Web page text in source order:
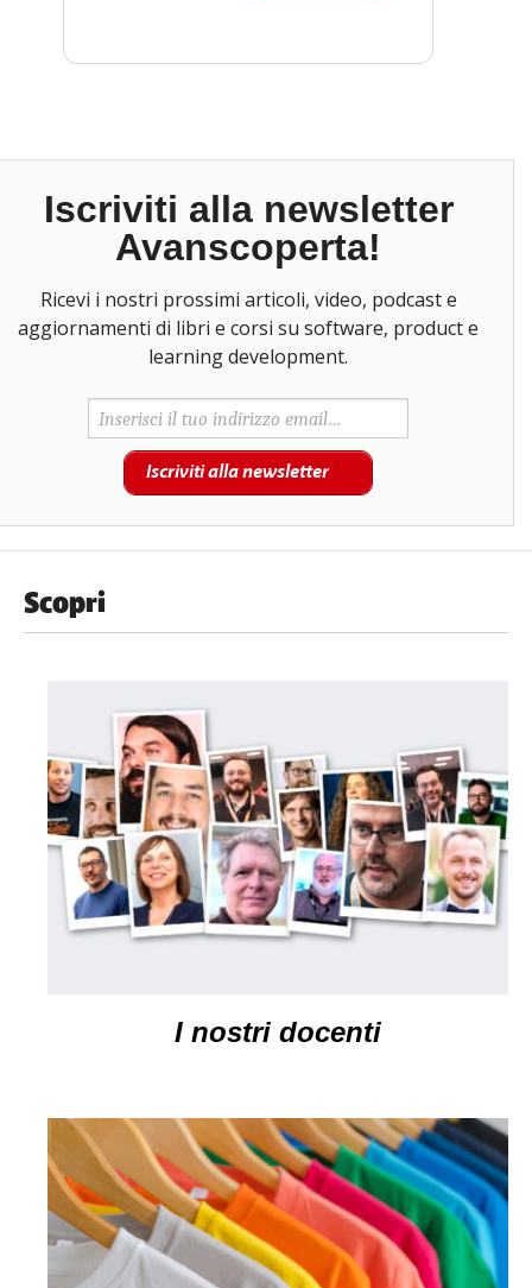
Iscriviti alla newsletter
Avanscoperta!
Ricevi i nostri prossimi articoli, video, podcast e
aggiornamenti di libri e corsi su software, product e
learning development.
Iscriviti alla newsletter
Scopri
I nostri docenti